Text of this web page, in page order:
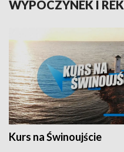
WYPOCZYNEK I
Kurs na Świnoujście